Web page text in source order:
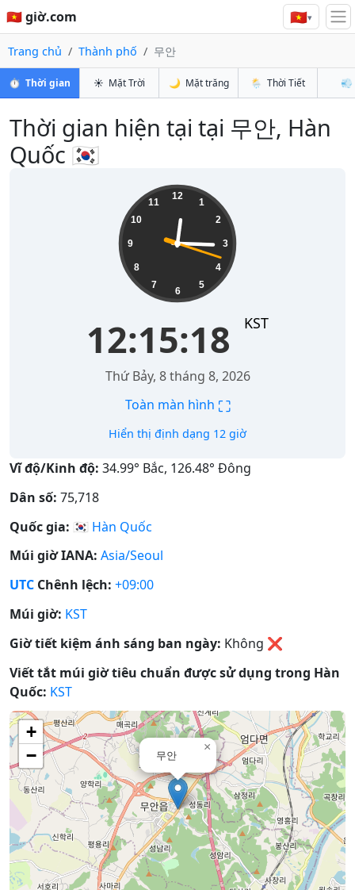
🇻🇳 giờ.com 🇻🇳▾
Trang chủ Thành phố 무안
⏱️ Thời gian ☀️ Mặt Trời 🌙 Mặt trăng 🌦️ Thời Tiết 💨
Thời gian hiện tại tại 무안, Hàn
Quốc 🇰🇷
12
1
2
3
4
5
6
7
8
9
10
11
12:15:18 KST
Thứ Bảy, 8 tháng 8, 2026
Toàn màn hình ⛶
Hiển thị định dạng 12 giờ
Vĩ độ/Kinh độ: 34.99° Bắc, 126.48° Đông
Dân số: 75,718
Quốc gia: 🇰🇷 Hàn Quốc
Múi giờ IANA: Asia/Seoul
UTC Chênh lệch: +09:00
Múi giờ: KST
Giờ tiết kiệm ánh sáng ban ngày: Không ❌
Viết tắt múi giờ tiêu chuẩn được sử dụng trong Hàn
Quốc: KST
무안
×
+
−